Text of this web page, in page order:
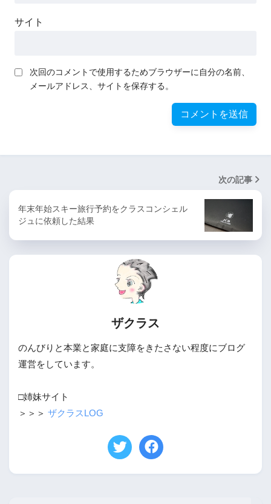
サイト
次回のコメントで使用するためブラウザーに自分の名前、
メールアドレス、サイトを保存する。
次の記事
年末年始スキー旅行予約をクラスコンシェル
ジュに依頼した結果
ザクラス
のんびりと本業と家庭に支障をきたさない程度にブログ
運営をしています。
□姉妹サイト
＞＞＞ ザクラスLOG